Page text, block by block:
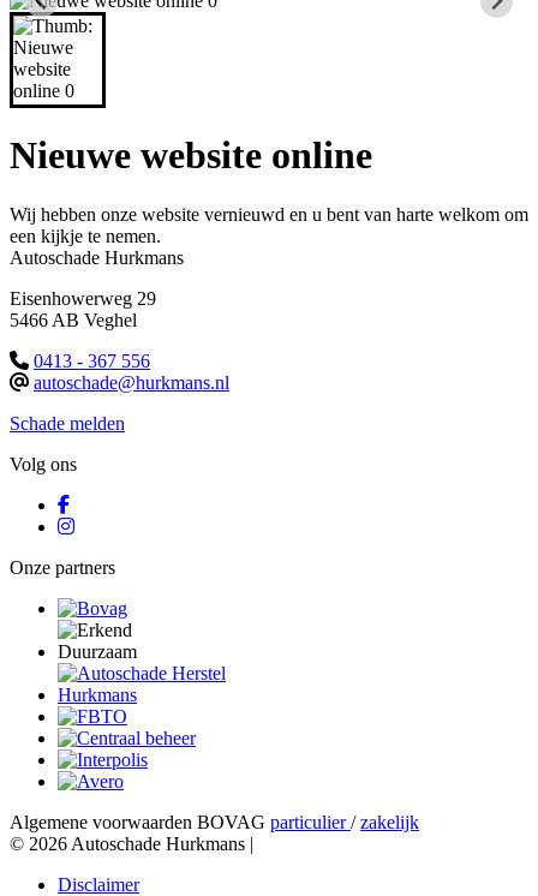
Nieuwe website online
Wij hebben onze website vernieuwd en u bent van harte welkom om
een kijkje te nemen.
Autoschade Hurkmans
Eisenhowerweg 29
5466 AB Veghel
0413 - 367 556
autoschade@hurkmans.nl
Schade melden
Volg ons
Onze partners
Algemene voorwaarden BOVAG particulier/zakelijk
© 2026 Autoschade Hurkmans |
Disclaimer